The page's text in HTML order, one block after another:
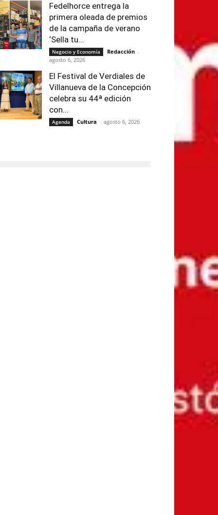
Fedelhorce entrega la
primera oleada de premios
de la campaña de verano
‘Sella tu...
Negocio y Economía Redacción -
agosto 6, 2026
El Festival de Verdiales de
Villanueva de la Concepción
celebra su 44ª edición
con...
Agenda Cultura - agosto 6, 2026